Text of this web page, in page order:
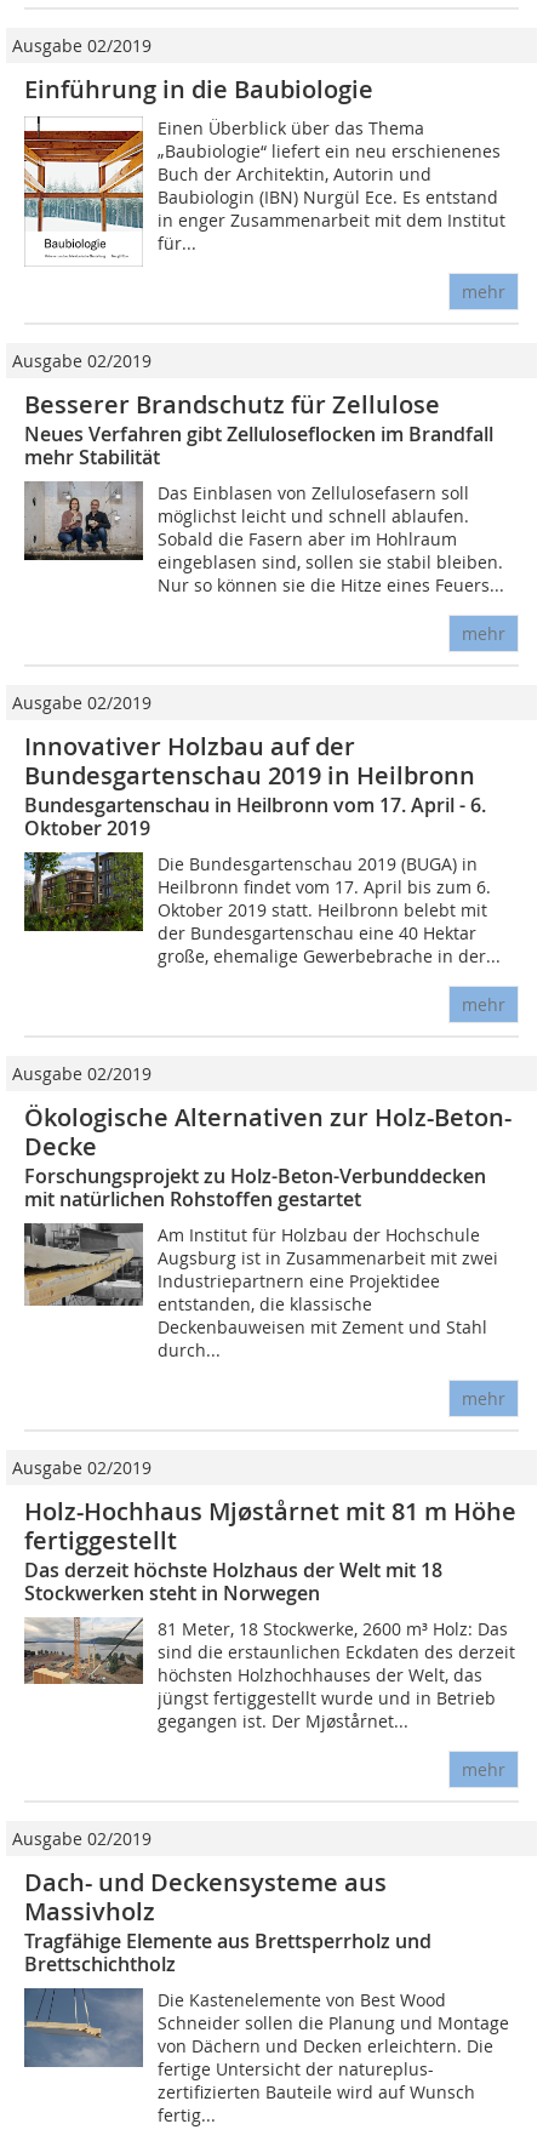
Ausgabe 02/2019
Einführung in die Baubiologie
Einen Überblick über das Thema
„Baubiologie“ liefert ein neu erschienenes
Buch der Architektin, Autorin und
Baubiologin (IBN) Nurgül Ece. Es entstand
in enger Zusammenarbeit mit dem Institut
für...
mehr
Ausgabe 02/2019
Besserer Brandschutz für Zellulose
Neues Verfahren gibt Zelluloseflocken im Brandfall
mehr Stabilität
Das Einblasen von Zellulosefasern soll
möglichst leicht und schnell ablaufen.
Sobald die Fasern aber im Hohlraum
eingeblasen sind, sollen sie stabil bleiben.
Nur so können sie die Hitze eines Feuers...
mehr
Ausgabe 02/2019
Innovativer Holzbau auf der
Bundesgartenschau 2019 in Heilbronn
Bundesgartenschau in Heilbronn vom 17. April - 6.
Oktober 2019
Die Bundesgartenschau 2019 (BUGA) in
Heilbronn findet vom 17. April bis zum 6.
Oktober 2019 statt. Heilbronn belebt mit
der Bundesgartenschau eine 40 Hektar
große, ehemalige Gewerbebrache in der...
mehr
Ausgabe 02/2019
Ökologische Alternativen zur Holz-Beton-
Decke
Forschungsprojekt zu Holz-Beton-Verbunddecken
mit natürlichen Rohstoffen gestartet
Am Institut für Holzbau der Hochschule
Augsburg ist in Zusammenarbeit mit zwei
Industriepartnern eine Projektidee
entstanden, die klassische
Deckenbauweisen mit Zement und Stahl
durch...
mehr
Ausgabe 02/2019
Holz-Hochhaus Mjøstårnet mit 81 m Höhe
fertiggestellt
Das derzeit höchste Holzhaus der Welt mit 18
Stockwerken steht in Norwegen
81 Meter, 18 Stockwerke, 2600 m³ Holz: Das
sind die erstaunlichen Eckdaten des derzeit
höchsten Holzhochhauses der Welt, das
jüngst fertiggestellt wurde und in Betrieb
gegangen ist. Der Mjøstårnet...
mehr
Ausgabe 02/2019
Dach- und Deckensysteme aus
Massivholz
Tragfähige Elemente aus Brettsperrholz und
Brettschichtholz
Die Kastenelemente von Best Wood
Schneider sollen die Planung und Montage
von Dächern und Decken erleichtern. Die
fertige Untersicht der natureplus-
zertifizierten Bauteile wird auf Wunsch
fertig...